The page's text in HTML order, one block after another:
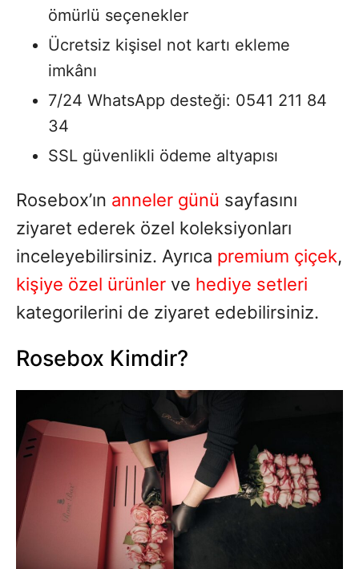
ömürlü seçenekler
Ücretsiz kişisel not kartı ekleme
imkânı
7/24 WhatsApp desteği: 0541 211 84
34
SSL güvenlikli ödeme altyapısı
Rosebox’ın anneler günü sayfasını
ziyaret ederek özel koleksiyonları
inceleyebilirsiniz. Ayrıca premium çiçek,
kişiye özel ürünler ve hediye setleri
kategorilerini de ziyaret edebilirsiniz.
Rosebox Kimdir?